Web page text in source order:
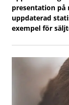
presentation på
uppdaterad
exempel för